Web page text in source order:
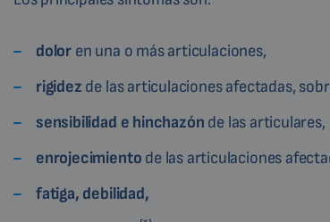
dolor en una o más articulaciones,
rigidez de las articulaciones afectadas,
sensibilidad e hinchazón de las articulares,
enrojecimiento de las articulaciones
fatiga, debilidad,